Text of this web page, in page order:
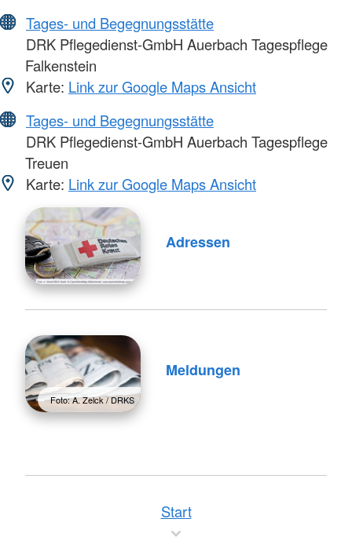
Tages- und Begegnungsstätte
DRK Pflegedienst-GmbH Auerbach Tagespflege
Falkenstein
Karte: Link zur Google Maps Ansicht
Tages- und Begegnungsstätte
DRK Pflegedienst-GmbH Auerbach Tagespflege
Treuen
Karte: Link zur Google Maps Ansicht
Adressen
Foto: A. Zelck / DRKS
Meldungen
Start